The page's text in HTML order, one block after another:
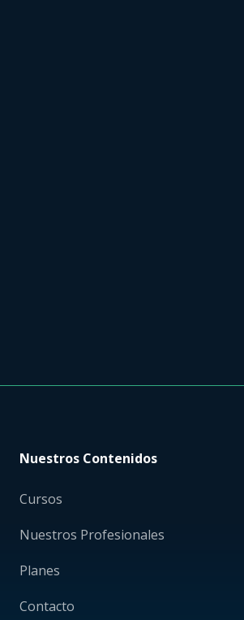
Nuestros Contenidos
Cursos
Nuestros Profesionales
Planes
Contacto